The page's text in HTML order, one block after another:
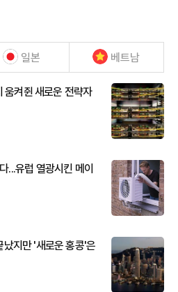
일본 베트남
켜쥔 새로운 전략자
...유럽 열광시킨 메이
지만 '새로운 홍콩'은